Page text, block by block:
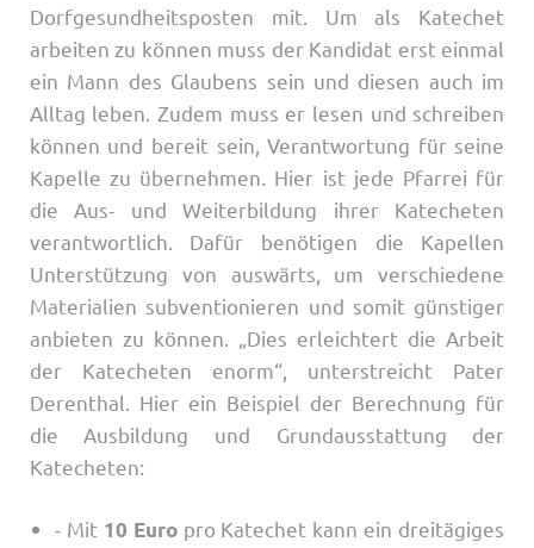
Dorfgesundheitsposten mit. Um als Katechet
arbeiten zu können muss der Kandidat erst einmal
ein Mann des Glaubens sein und diesen auch im
Alltag leben. Zudem muss er lesen und schreiben
können und bereit sein, Verantwortung für seine
Kapelle zu übernehmen. Hier ist jede Pfarrei für
die Aus- und Weiterbildung ihrer Katecheten
verantwortlich. Dafür benötigen die Kapellen
Unterstützung von auswärts, um verschiedene
Materialien subventionieren und somit günstiger
anbieten zu können. „Dies erleichtert die Arbeit
der Katecheten enorm“, unterstreicht Pater
Derenthal. Hier ein Beispiel der Berechnung für
die Ausbildung und Grundausstattung der
Katecheten:
- Mit 10 Europro Katechet kann ein dreitägiges